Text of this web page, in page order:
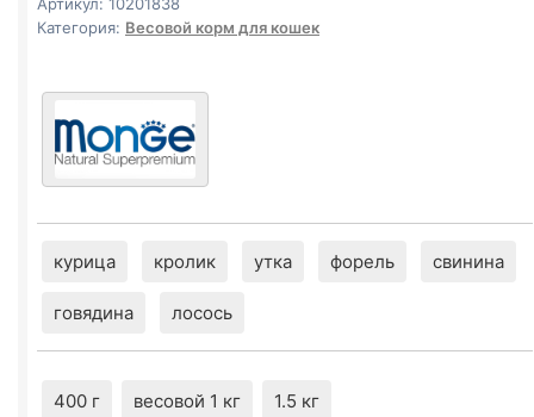
1кг
Артикул: 10201838
Категория: Весовой корм для кошек
курица кролик утка форель свинина
говядина лосось
400 г весовой 1 кг 1.5 кг